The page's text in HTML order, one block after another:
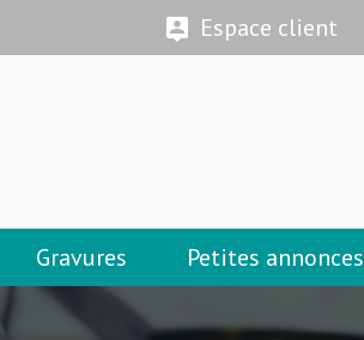
Espace client
Gravures Petites annonces